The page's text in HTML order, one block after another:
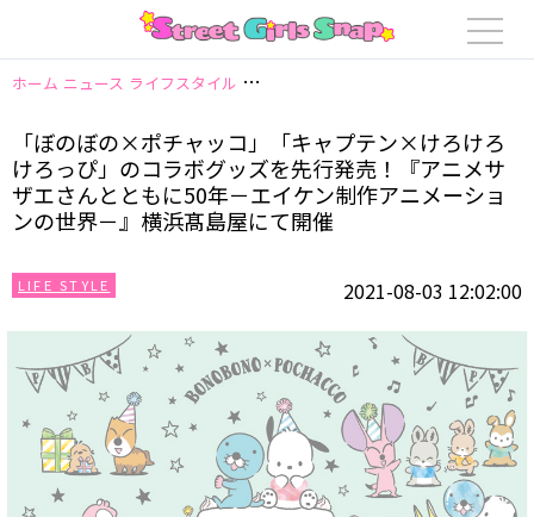
ホーム ニュース ライフスタイル 「ぼのぼの×ポチャッコ」「キャプテン
「ぼのぼの×ポチャッコ」「キャプテン×けろけろ
けろっぴ」のコラボグッズを先行発売！『アニメサ
ザエさんとともに50年－エイケン制作アニメーショ
ンの世界－』横浜髙島屋にて開催
LIFE STYLE 2021-08-03 12:02:00